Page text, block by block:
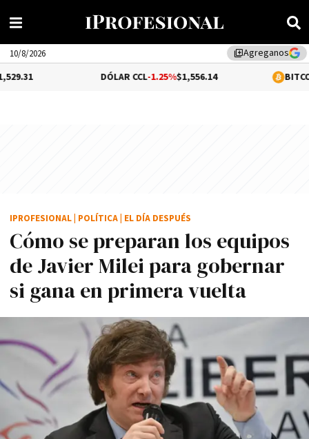
library_addAgreganos
10/8/2026
-1.25%$1,556.14 -0.05%
Cómo se preparan los equipos
de Javier Milei para gobernar
si gana en primera vuelta
IPROFESIONAL POLÍTICA EL DÍA DESPUÉS